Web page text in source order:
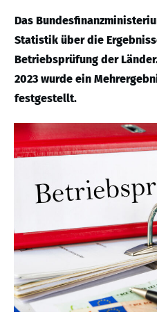
Das
Statistik über die
Betriebsprüfung der
2023 wurde ein
festgestellt.